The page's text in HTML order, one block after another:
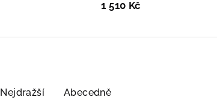
1 510 Kč
Nejdražší Abecedně